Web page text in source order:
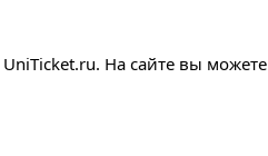
На сайте вы можете